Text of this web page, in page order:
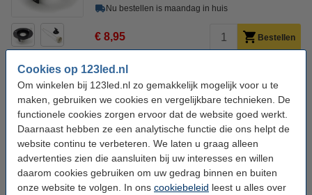
Cookies op 123led.nl
Om winkelen bij 123led.nl zo gemakkelijk mogelijk voor u te
maken, gebruiken we cookies en vergelijkbare technieken. De
functionele cookies zorgen ervoor dat de website goed werkt.
Daarnaast hebben ze een analytische functie die ons helpt de
website continu te verbeteren. We laten u graag alleen
advertenties zien die aansluiten bij uw interesses en willen
daarom cookies gebruiken om uw gedrag binnen en buiten
onze website te volgen. In ons cookiebeleid leest u alles over
Nu bestellen is maandag in huis
€ 8,95 Bestellen
Aanbieding:
Voordeelverpakking | 6 stuks
€ 51,50
Bestel mee:
123led GU10 LED spot | 2700K | 2.4W (35W)
€ 1,95